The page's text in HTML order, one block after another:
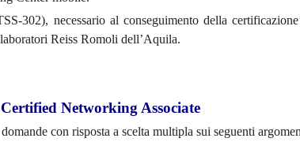
302), necessario al conseguimento della
Reiss Romoli dell’Aquila.
Certified Networking Associate
con risposta a scelta multipla sui seguenti